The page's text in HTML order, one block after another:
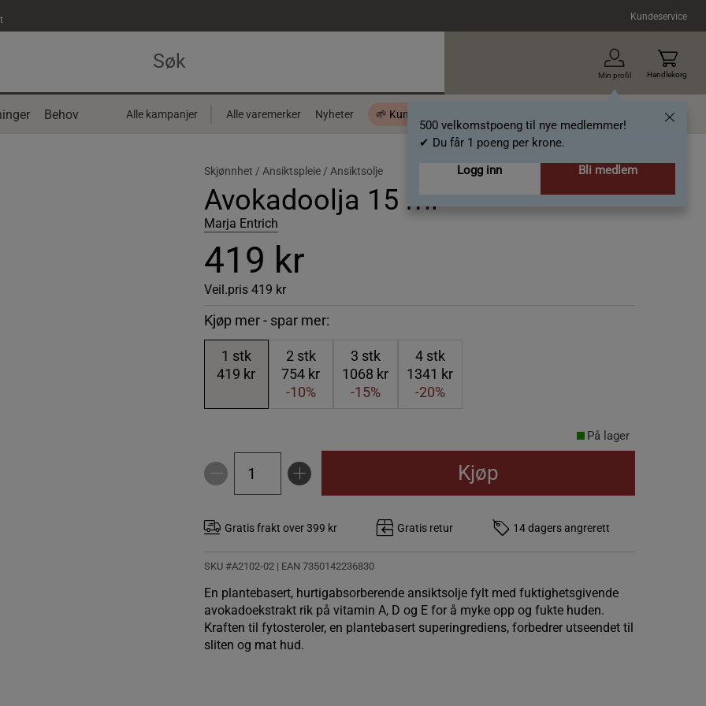
Kundeservice
Min profil
500 velkomstpoeng til nye medlemmer!
✔ Du får 1 poeng per krone.
Logg inn
Bli medlem
Handlekorg
Behov Alle kampanjer Alle varemerker Nyheter 🌱 Kundeklubb - 500 velkomstpoeng Gavekort
Skjønnhet / Ansiktspleie / Ansiktsolje
Avokadoolja 15 ml
Marja Entrich
419 kr
Veil.pris 419 kr
Kjøp mer - spar mer:
1 stk
419 kr
2 stk
754 kr
-10%
3 stk
1068 kr
-15%
4stk
1341 kr
-20%
På lager
Kjøp
Gratis frakt over 399 kr Gratis retur 14 dagers angrerett
SKU #A2102-02 | EAN 7350142236830
En plantebasert, hurtigabsorberende ansiktsolje fylt med fuktighetsgivende
avokadoekstrakt rik på vitamin A, D og E for å myke opp og fukte huden.
Kraften til fytosteroler, en plantebasert superingrediens, forbedrer utseendet til
sliten og mat hud.